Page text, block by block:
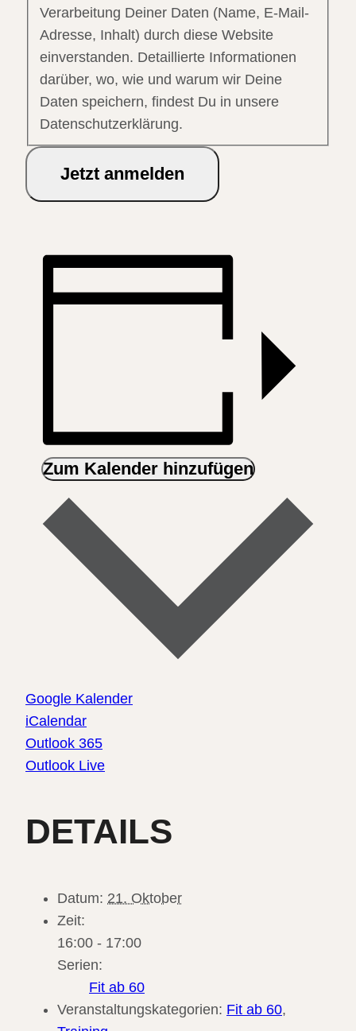
Verarbeitung Deiner Daten (Name, E-Mail-
Adresse, Inhalt) durch diese Website
einverstanden. Detaillierte Informationen
darüber, wo, wie und warum wir Deine
Daten speichern, findest Du in unsere
Datenschutzerklärung.
Jetzt anmelden
Zum Kalender hinzufügen
Google Kalender
iCalendar
Outlook 365
Outlook Live
DETAILS
Datum: 21. Oktober
Zeit:
16:00 - 17:00
Serien:
Fit ab 60
Veranstaltungskategorien: Fit ab 60,